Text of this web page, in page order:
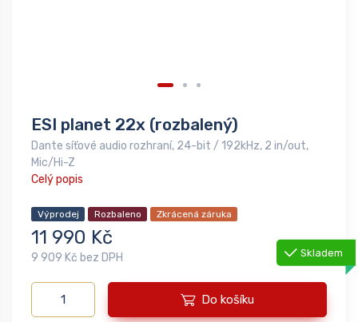
ESI planet 22x (rozbalený)
Dante síťové audio rozhraní, 24-bit / 192kHz, 2 in/out,
Mic/Hi-Z
Celý popis
Výprodej Rozbaleno Zkrácená záruka
11 990 Kč
9 909 Kč bez DPH Skladem
Do košíku